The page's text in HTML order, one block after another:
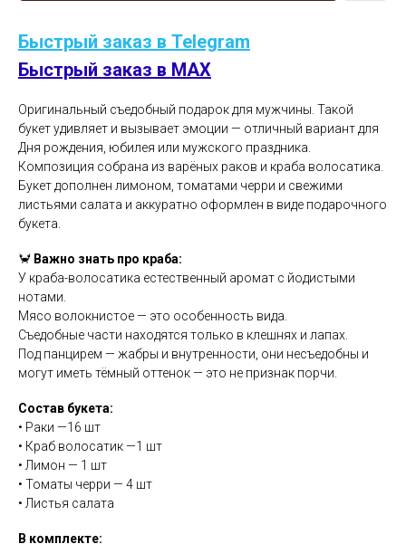
Быстрый заказ в Telegram
Быстрый заказ в MAX
Оригинальный съедобный подарок для мужчины. Такой
букет удивляет и вызывает эмоции — отличный вариант для
Дня рождения, юбилея или мужского праздника.
Композиция собрана из варёных раков и краба волосатика.
Букет дополнен лимоном, томатами черри и свежими
листьями салата и аккуратно оформлен в виде подарочного
букета.
🦀 Важно знать про краба:
У краба-волосатика естественный аромат с йодистыми
нотами.
Мясо волокнистое — это особенность вида.
Съедобные части находятся только в клешнях и лапах.
Под панцирем — жабры и внутренности, они несъедобны и
могут иметь тёмный оттенок — это не признак порчи.
Состав букета:
• Раки —16 шт
• Краб волосатик —1 шт
• Лимон — 1 шт
• Томаты черри — 4 шт
• Листья салата
В комплекте: